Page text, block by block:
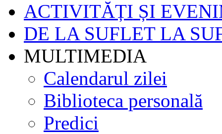
ACTIVITĂȚI ȘI
DE LA SUFLET LA
MULTIMEDIA
Calendarul zilei
Biblioteca personală
Predici